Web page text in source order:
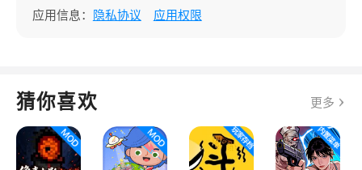
应用信息：
隐私协议 应用权限
猜你喜欢 更多